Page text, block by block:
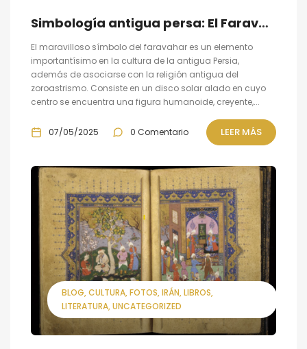
Simbología antigua persa: El Faravahar
El maravilloso símbolo del faravahar es un elemento
importantísimo en la cultura de la antigua Persia,
además de asociarse con la religión antigua del
zoroastrismo. Consiste en un disco solar alado en cuyo
centro se encuentra una figura humanoide, creyente,...
07/05/2025 0 Comentario LEER MÁS
BLOG CULTURA FOTOS IRÁN LIBROS
LITERATURA UNCATEGORIZED